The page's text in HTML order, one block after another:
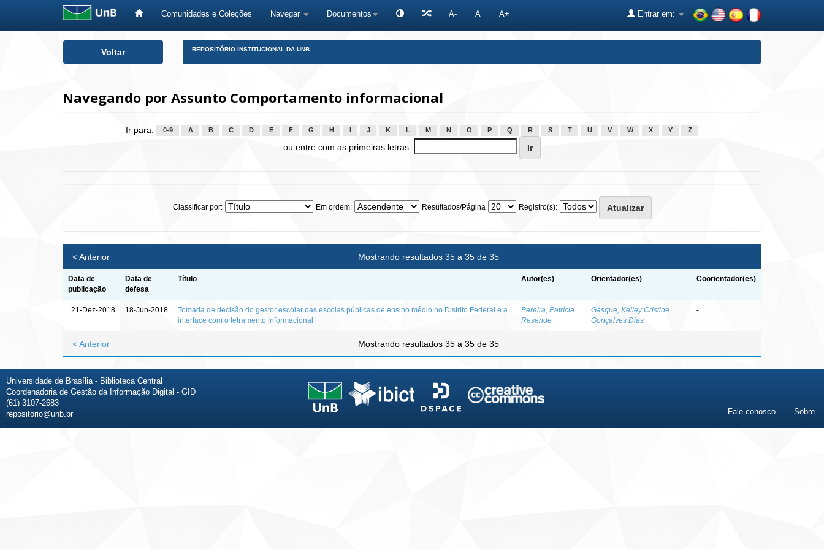
Comunidades e Coleções Navegar Documentos A- A A+ Entrar em:
Voltar REPOSITÓRIO INSTITUCIONAL DA UNB
Navegando por Assunto Comportamento informacional
Ir para: 0-9 A B C D E F G H J K L M N O P Q R S T U V W X Y Z
ou entre com as primeiras letras:
Classificar por: Em ordem: Resultados/Página Registro(s):
Mostrando resultados 35 a 35 de 35
< Anterior
Data de
publicação
Data de
defesa
Título Autor(es) Orientador(es) Coorientador(es)
21-Dez-2018 18-Jun-2018
Tomada de decisão do gestor escolar das escolas públicas de ensino médio no Distrito Federal e a
interface com o letramento informacional
Pereira, Patrícia
Resende
Gasque, Kelley Cristine
Gonçalves Dias
-
Mostrando resultados 35 a 35 de 35
< Anterior
Universidade de Brasília - Biblioteca Central
Coordenadoria de Gestão da Informação Digital - GID
(61) 3107-2683
repositorio@unb.br
Fale conosco Sobre